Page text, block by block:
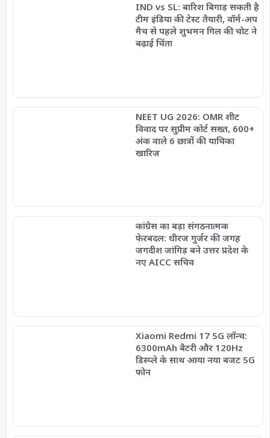
IND vs SL: बारिश बिगाड़ सकती है
टीम इंडिया की टेस्ट तैयारी, वॉर्म-अप
मैच से पहले शुभमन गिल की चोट ने
बढ़ाई चिंता
NEET UG 2026: OMR शीट
विवाद पर सुप्रीम कोर्ट सख्त, 600+
अंक वाले 6 छात्रों की याचिका
खारिज
कांग्रेस का बड़ा संगठनात्मक
फेरबदल: धीरज गुर्जर की जगह
जगदीश जांगिड़ बने उत्तर प्रदेश के
नए AICC सचिव
Xiaomi Redmi 17 5G लॉन्च:
6300mAh बैटरी और 120Hz
डिस्प्ले के साथ आया नया बजट 5G
फोन